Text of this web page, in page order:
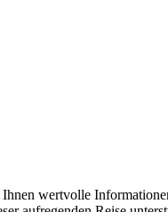
wertvolle